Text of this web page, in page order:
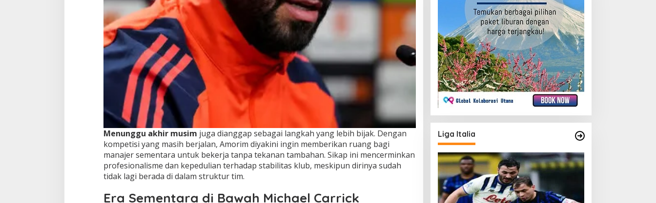
Menunggu akhir musim juga dianggap sebagai langkah yang lebih bijak. Dengan
kompetisi yang masih berjalan, Amorim diyakini ingin memberikan ruang bagi
manajer sementara untuk bekerja tanpa tekanan tambahan. Sikap ini mencerminkan
profesionalisme dan kepedulian terhadap stabilitas klub, meskipun dirinya sudah
tidak lagi berada di dalam struktur tim.
Era Sementara di Bawah Michael Carrick
Liga Italia